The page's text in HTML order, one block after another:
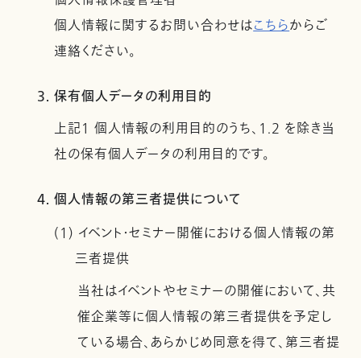
個人情報に関するお問い合わせはこちらからご
連絡ください。
3. 保有個人データの利用目的
上記１ 個人情報の利用目的のうち、1.2 を除き当
社の保有個人データの利用目的です。
4. 個人情報の第三者提供について
(1) イベント・セミナー開催における個人情報の第
三者提供
当社はイベントやセミナーの開催において、共
催企業等に個人情報の第三者提供を予定し
ている場合、あらかじめ同意を得て、第三者提